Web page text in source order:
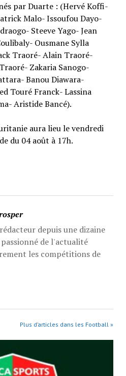
par Duarte : (Hervé Koffi-
Malo- Issoufou Dayo-
Steeve Yago- Jean
Ousmane Sylla
Traoré- Alain Traoré-
Zakaria Sanogo-
Banou Diawara-
Touré Franck- Lassina
Aristide Bancé).
aura lieu le vendredi
du 04 août à 17h.
depuis une dizaine
de l'actualité
les compétitions de
Plus d’articles dans les Football »